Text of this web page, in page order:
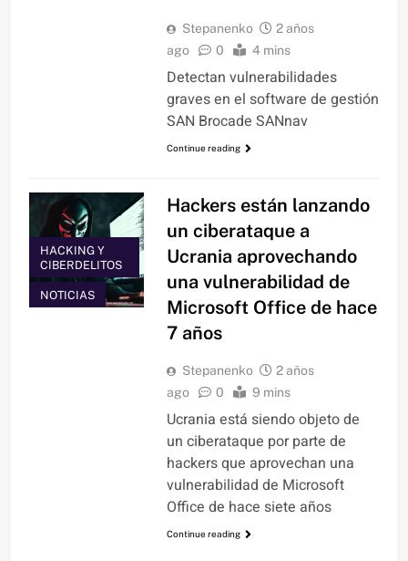
Stepanenko
2 años
ago
0 4 mins
Detectan vulnerabilidades
graves en el software de gestión
SAN Brocade SANnav
Continue reading
HACKING Y
CIBERDELITOS
NOTICIAS
Hackers están lanzando
un ciberataque a
Ucrania aprovechando
una vulnerabilidad de
Microsoft Office de hace
7 años
Stepanenko
2 años
ago
0 9 mins
Ucrania está siendo objeto de
un ciberataque por parte de
hackers que aprovechan una
vulnerabilidad de Microsoft
Office de hace siete años
Continue reading